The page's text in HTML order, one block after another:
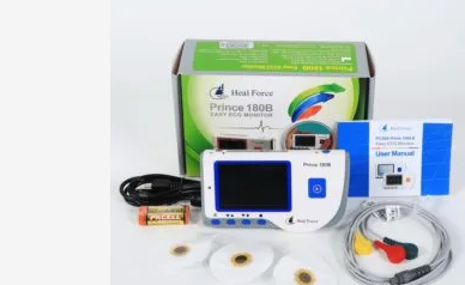
115,00 €.